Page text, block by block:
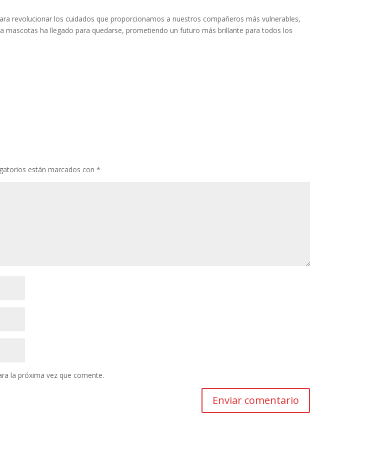
revolucionar los cuidados que proporcionamos a nuestros compañeros más vulnerables,
mascotas ha llegado para quedarse, prometiendo un futuro más brillante para todos los
están marcados con*
la próxima vez que comente.